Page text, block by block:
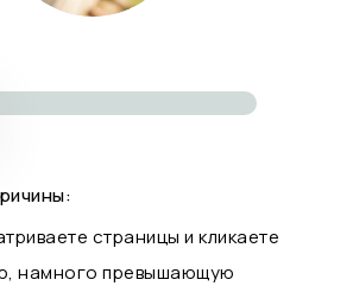
страницы и кликаете
намного превышающую